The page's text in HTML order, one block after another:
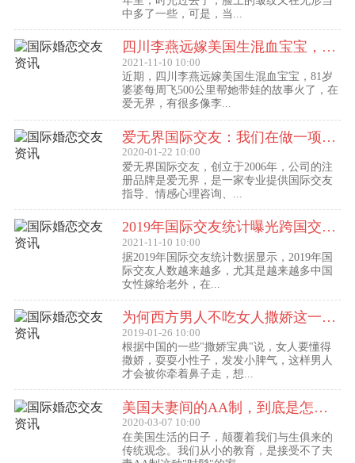
中多了一些，可是，当...
四川李燕远嫁美国生混血宝宝，这些跨国交友的真实故事可能你还没听过！
2021-11-10 10:00
近期，四川李燕远嫁美国生混血宝宝，81岁
婆婆每周飞500公里帮她带娃的故事火了，在
爱无界，有很多像李...
爱无界国际交友：我们在做一项关于女人幸福的事业
2020-01-22 10:00
爱无界国际交友，创立于2006年，公司的注
册品牌是爱无界，是一家专业提供国际交友
指导、情感心理咨询、...
2019年国际交友统计曝光跨国交友惊人内幕：女性嫁给老外比男士娶外国老婆数量更多
2021-11-10 10:00
据2019年国际交友统计数据显示，2019年国
际交友人数越来越多，尤其是越来越多中国
女性嫁给老外，在...
为何西方男人不吃女人撒娇这一套？
2019-01-26 10:00
根据中国的一些"撒娇宝典"说，女人要懂得
撒娇，耍耍小性子，发发小脾气，这样男人
才会被你牵着鼻子走，想...
美国夫妻间的AA制，到底是怎么回事？
2020-03-07 10:00
在美国生活的日子，颠覆着我们与生俱来的
传统观念。我们从小的教育，是接受不了夫